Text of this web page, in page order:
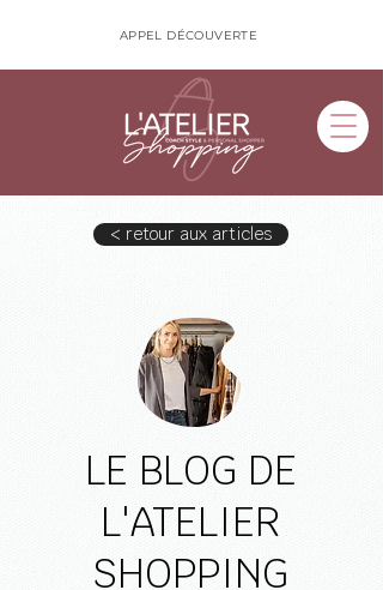
APPEL DÉCOUVERTE
< retour aux articles
LE BLOG DE
L'ATELIER
SHOPPING